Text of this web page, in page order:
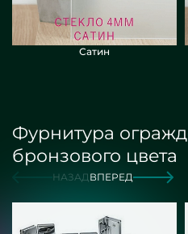
Сатин
Фурнитура
бронзового цвета
НАЗАДВПЕРЕД